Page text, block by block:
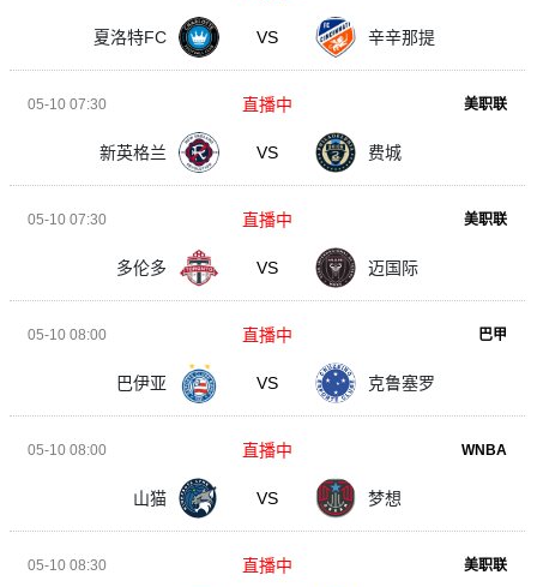
夏洛特FC VS 辛辛那提
05-10 07:30 美职联
新英格兰 VS 费城
直播中
05-10 07:30 美职联
多伦多 VS 迈国际
直播中
05-10 08:00 巴甲
巴伊亚 VS 克鲁塞罗
直播中
05-10 08:00 WNBA
山猫 VS 梦想
直播中
05-10 08:30 美职联
直播中